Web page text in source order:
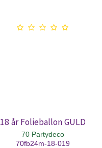
18 år Folieballon GULD
70 Partydeco
70fb24m-18-019